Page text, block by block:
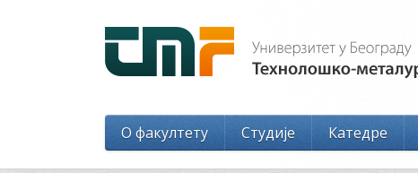
O факултету Студије Катедре